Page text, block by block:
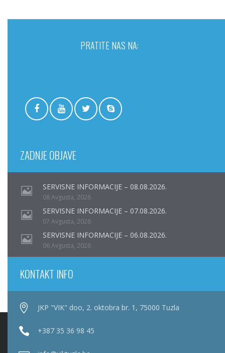
PRATITE NAS NA:
ZADNJE OBJAVE
SERVISNE INFORMACIJE – 08.08.2026.
08 Avgusta, 2026
SERVISNE INFORMACIJE – 07.08.2026.
07 Avgusta, 2026
SERVISNE INFORMACIJE – 06.08.2026.
06 Avgusta, 2026
KONTAKT INFO
JKP "VIK" doo, 2. oktobra br. 1, 75000 Tuzla
+387 35 36 98 45